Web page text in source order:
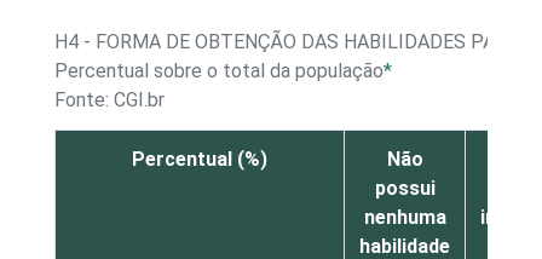
H4 - FORMA DE OBTENÇÃO DAS HABILIDADES PARA
Percentual sobre o total da população*
Fonte: CGI.br
Percentual (%)
Não
possui
nenhuma
habilidade